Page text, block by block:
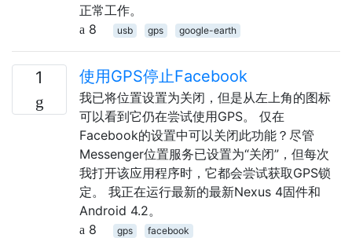
正常工作。
8
usb gps google-earth
1 使用GPS停止Facebook
我已将位置设置为关闭，但是从左上角的图标
可以看到它仍在尝试使用GPS。 仅在
Facebook的设置中可以关闭此功能？尽管
Messenger位置服务已设置为“关闭”，但每次
我打开该应用程序时，它都会尝试获取GPS锁
定。 我正在运行最新的最新Nexus 4固件和
Android 4.2。
8
gps facebook